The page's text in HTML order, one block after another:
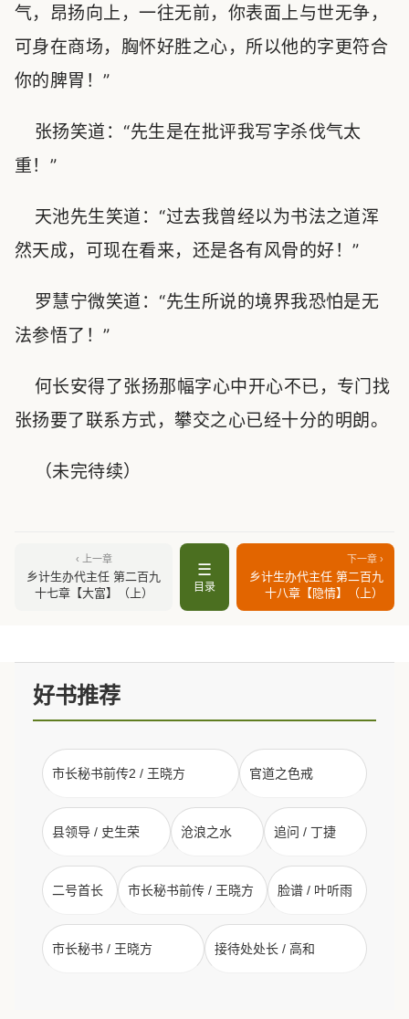
气，昂扬向上，一往无前，你表面上与世无争，
可身在商场，胸怀好胜之心，所以他的字更符合
你的脾胃！”
张扬笑道：“先生是在批评我写字杀伐气太
重！”
天池先生笑道：“过去我曾经以为书法之道浑
然天成，可现在看来，还是各有风骨的好！”
罗慧宁微笑道：“先生所说的境界我恐怕是无
法参悟了！”
何长安得了张扬那幅字心中开心不已，专门找
张扬要了联系方式，攀交之心已经十分的明朗。
（未完待续）
‹ 上一章
乡计生办代主任 第二百九
十七章【大富】（上）
☰
目录
下一章 ›
乡计生办代主任 第二百九
十八章【隐情】（上）
好书推荐
市长秘书前传2 / 王晓方 官道之色戒
县领导 / 史生荣 沧浪之水 追问 / 丁捷
二号首长 市长秘书前传 / 王晓方 脸谱 / 叶听雨
市长秘书 / 王晓方 接待处处长 / 高和